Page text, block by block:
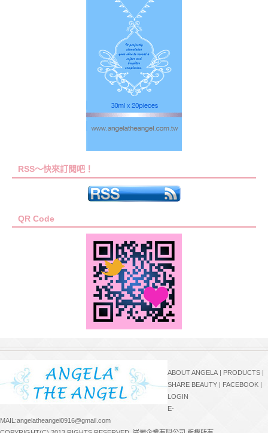
RSS～快來訂閱吧！
QR Code
ABOUT ANGELA | PRODUCTS |
SHARE BEAUTY | FACEBOOK |
LOGIN
E-
MAIL:angelatheangel0916@gmail.com